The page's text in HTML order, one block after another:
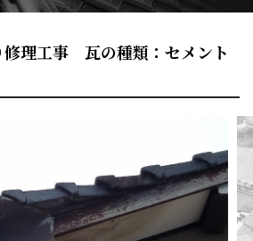
修理工事 瓦の種類：セメント